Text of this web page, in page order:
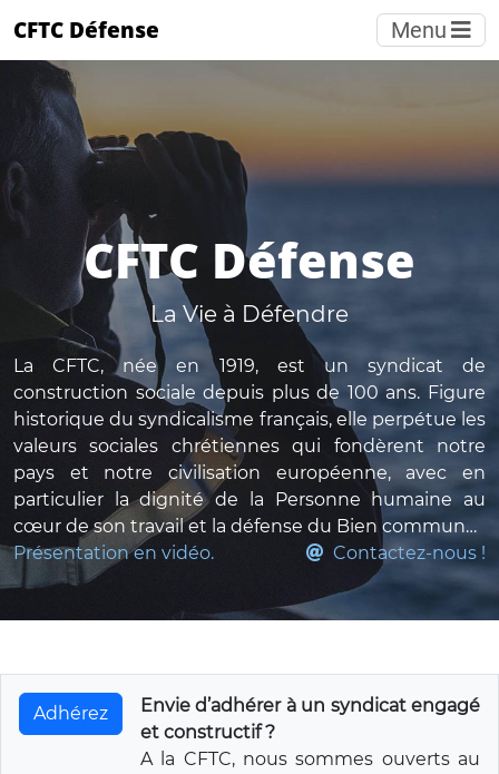
CFTC Défense Menu
CFTC Défense
La Vie à Défendre
La CFTC, née en 1919, est un syndicat de
construction sociale depuis plus de 100 ans. Figure
historique du syndicalisme français, elle perpétue les
valeurs sociales chrétiennes qui fondèrent notre
pays et notre civilisation européenne, avec en
particulier la dignité de la Personne humaine au
cœur de son travail et la défense du Bien commun…
Présentation en vidéo.
Contactez-nous !
Adhérez
Envie d’adhérer à un syndicat engagé
et constructif ?
A la CFTC, nous sommes ouverts au